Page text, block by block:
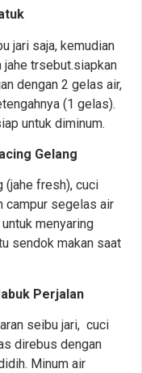
jari saja, kemudian
jahe trsebut.siapkan
dengan 2 gelas air,
(1 gelas).
untuk diminum.
Gelang
(jahe fresh), cuci
campur segelas air
menyaring
sendok makan saat
Perjalan
seibu jari, cuci
direbus dengan
Minum air